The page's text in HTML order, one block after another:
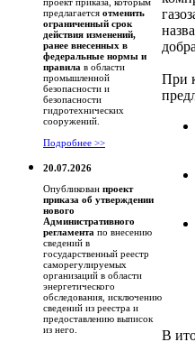
проект приказа, которым
предлагается отменить
ограниченный срок
действия изменений,
ранее внесенных в
федеральные нормы и
правила в области
промышленной
безопасности и
безопасности
гидротехнических
сооружений.
Подробнее >>
20.07.2026
Опубликован проект
приказа об утверждении
нового
Административного
регламента по внесению
сведений в
государственный реестр
саморегулируемых
организаций в области
энергетического
обследования, исключению
сведений из реестра и
предоставлению выписок
из него.
При
В